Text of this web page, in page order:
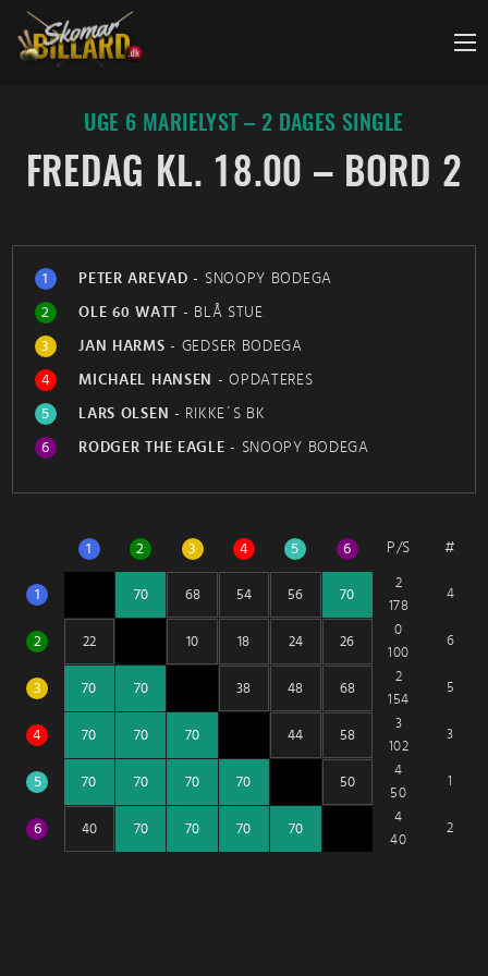
Fortsæt
indhold
UGE 6 MARIELYST – 2 DAGES SINGLE
FREDAG KL. 18.00 – BORD 2
1 PETER AREVAD- SNOOPY BODEGA
2
OLE 60 WATT - BLÅ STUE
3
JAN HARMS - GEDSER BODEGA
4
MICHAEL HANSEN -OPDATERES
5
LARS OLSEN - RIKKE´S BK
6
RODGER THE EAGLE - SNOOPY BODEGA
1 2 3 4 5 6 P/S #
1
2
178
4
2
0
100
6
3
2
154
5
4
3
102
3
5
4
50
1
6
4
40
2